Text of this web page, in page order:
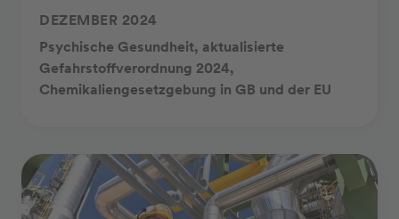
DEZEMBER 2024
Psychische Gesundheit, aktualisierte
Gefahrstoffverordnung 2024,
Chemikaliengesetzgebung in GB und der EU